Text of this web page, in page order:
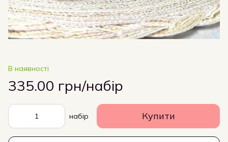
В наявності
335.00 грн/набір
набір Купити